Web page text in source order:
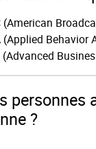
(American
(Applied Behavior
(Advanced
personnes
?